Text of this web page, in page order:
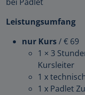
Leistungsumfang
nur Kurs/ € 69
1 × 3
Kursleiter
1 x
1 x Padlet